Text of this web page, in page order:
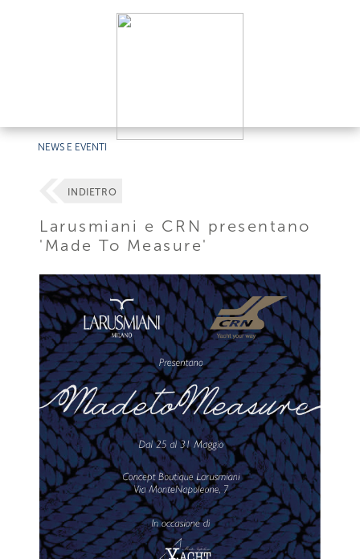
NEWS E EVENTI
INDIETRO
Larusmiani e CRN presentano
'Made To Measure'